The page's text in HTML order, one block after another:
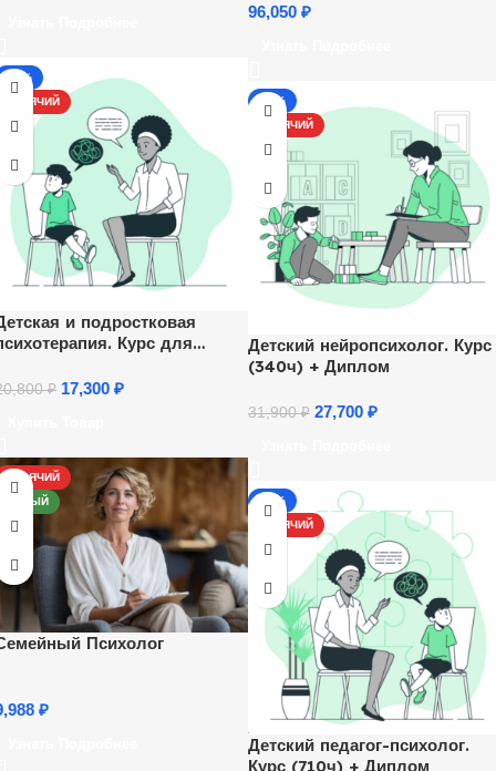
96,050 ₽
-17%
ГОРЯЧИЙ
и подростковая
Курс для
₽ 17,300 ₽
-13%
ГОРЯЧИЙ
Детский нейропсихолог. Курс
(340ч) + Диплом
31,900₽ 27,700 ₽
ГОРЯЧИЙ
НОВЫЙ
Психолог
₽
-13%
ГОРЯЧИЙ
Детский педагог-психолог.
Курс (710ч) + Диплом